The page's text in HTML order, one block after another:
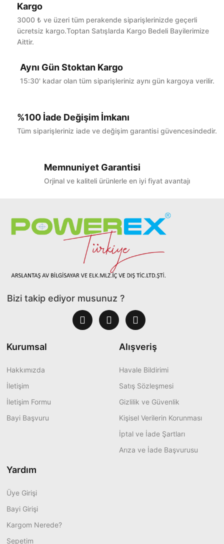
Bu ürüne ilk yorumu siz yapın!
Kargo
3000 ₺ ve üzeri tüm perakende siparişlerinizde geçerli
ücretsiz kargo.Toptan Satışlarda Kargo Bedeli Bayilerimize
Aittir.
Aynı Gün Stoktan Kargo
15:30' kadar olan tüm siparişleriniz aynı gün kargoya verilir.
%100 İade Değişim İmkanı
Tüm siparişleriniz iade ve değişim garantisi güvencesindedir.
Memnuniyet Garantisi
Orjinal ve kaliteli ürünlerle en iyi fiyat avantajı
Bizi takip ediyor musunuz ?
Kurumsal
Hakkımızda
İletişim
İletişim Formu
Bayi Başvuru
Alışveriş
Havale Bildirimi
Satış Sözleşmesi
Gizlilik ve Güvenlik
Kişisel Verilerin Korunması
İptal ve İade Şartları
Arıza ve İade Başvurusu
Yardım
Üye Girişi
Bayi Girişi
Kargom Nerede?
Sepetim